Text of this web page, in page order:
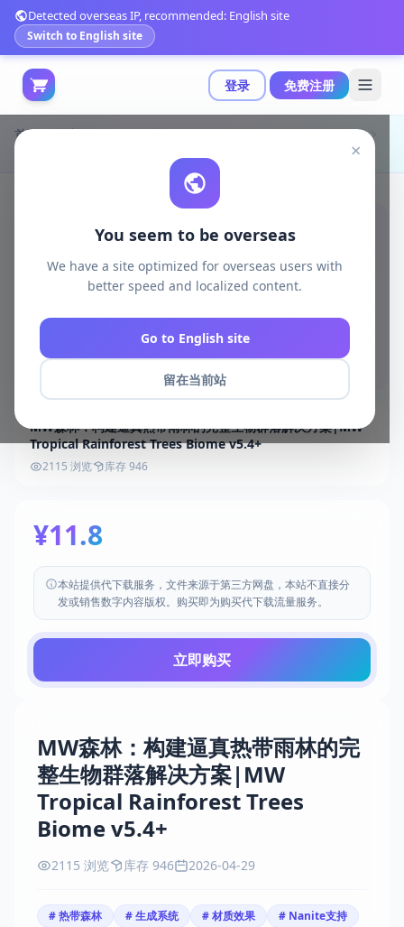
登录 免费注册
Detected overseas IP, recommended: English site
Switch to English site
×
You seem to be overseas
We have a site optimized for overseas users with
better speed and localized content.
Go to English site
留在当前站
首页 游戏开发 unreal资源
Unreal Engine Environments
MW森林：构建逼真热带雨林的完
整生物群落解决方案|MW
Tropical Rainforest Trees
Biome v5.4+
2115 浏览 库存 946 2026-04-29
# 热带森林 # 生成系统 # 材质效果 # Nanite支持
MW森林：构建逼真热带雨林的完整生物群落解决方案|MW
Tropical Rainforest Trees Biome v5.4+
2115 浏览 库存 946
¥11.8
本站提供代下载服务，文件来源于第三方网盘，本站不直接分
发或销售数字内容版权。购买即为购买代下载流量服务。
立即购买